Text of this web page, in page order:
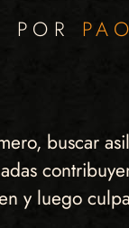
POR
buscar
y luego